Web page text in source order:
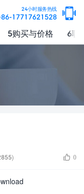
24小时服务热线
17717621528 
5购买与价格 6联
 0